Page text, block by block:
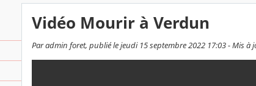
Vidéo Mourir à Verdun
Par admin foret, publié le jeudi 15 septembre 2022 17:03 - Mis à